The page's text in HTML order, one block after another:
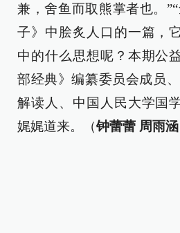
兼，舍鱼而取熊掌者也。
子》中脍炙人口的一篇，
中的什么思想呢？本期公
部经典》编纂委员会成员、
解读人、中国人民大学国
娓娓道来。（钟蕾蕾 周雨涵